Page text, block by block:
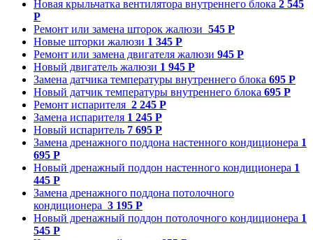
Новая крыльчатка вентилятора внутреннего блока 2 545
Р
Ремонт или замена шторок жалюзи 545 Р
Новые шторки жалюзи 1 345 Р
Ремонт или замена двигателя жалюзи 945 Р
Новый двигатель жалюзи 1 945 Р
Замена датчика температуры внутреннего блока 695 Р
Новый датчик температуры внутреннего блока 695 Р
Ремонт испарителя 2 245 Р
Замена испарителя 1 245 Р
Новый испаритель 7 695 Р
Замена дренажного поддона настенного кондиционера 1
695 Р
Новый дренажный поддон настенного кондиционера 1
445 Р
Замена дренажного поддона потолочного
кондиционера 3 195 Р
Новый дренажный поддон потолочного кондиционера 1
545 Р